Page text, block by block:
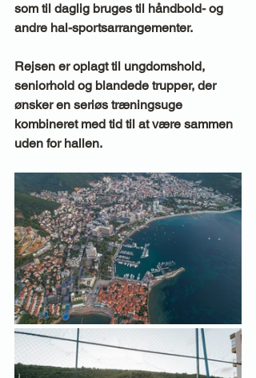
som til daglig bruges til håndbold- og
andre hal-sportsarrangementer.
Rejsen er oplagt til ungdomshold,
seniorhold og blandede trupper, der
ønsker en seriøs træningsuge
kombineret med tid til at være sammen
uden for hallen.